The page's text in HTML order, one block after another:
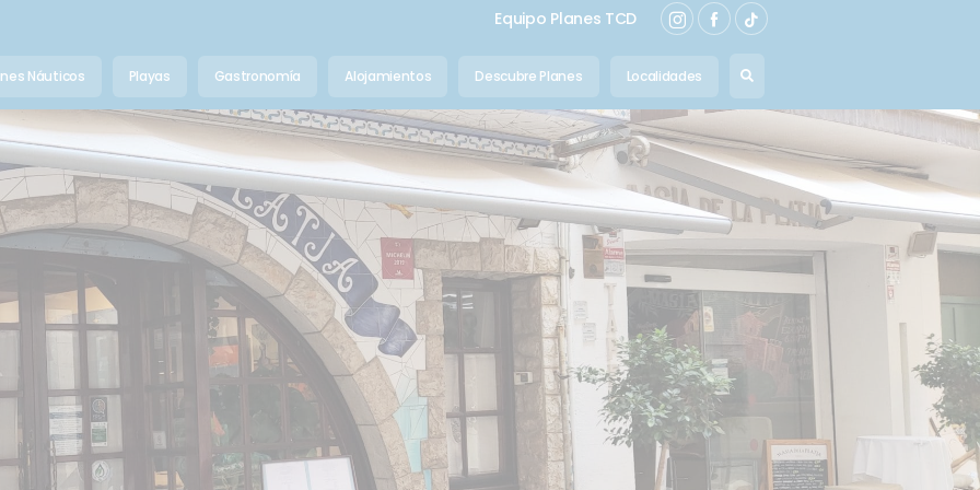
Equipo Planes TCD
Náuticos Playas Gastronomía Alojamientos Descubre Planes Localidades